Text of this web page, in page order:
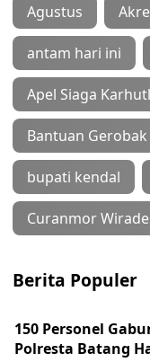
Agustus
antam hari ini
Apel Siaga
Bantuan Gerobak
bupati kendal
Curanmor
Berita Populer
150 Personel
Polresta Batang